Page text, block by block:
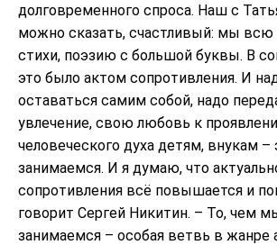
долговременного спроса. Наш с
можно сказать, счастливый: мы
стихи, поэзию с большой буквы. В
это было актом сопротивления. И
оставаться самим собой, надо
увлечение, свою любовь к
человеческого духа детям, внукам
занимаемся. И я думаю, что
сопротивления всё повышается и
говорит Сергей Никитин. – То, чем
занимаемся – особая ветвь в жанре